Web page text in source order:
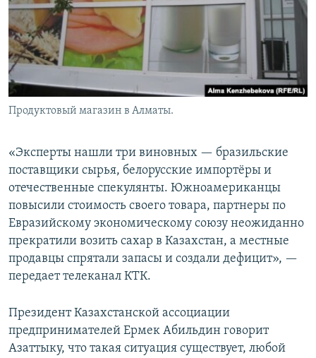
Продуктовый магазин в Алматы.
«Эксперты нашли три виновных — бразильские
поставщики сырья, белорусские импортёры и
отечественные спекулянты. Южноамериканцы
повысили стоимость своего товара, партнеры по
Евразийскому экономическому союзу неожиданно
прекратили возить сахар в Казахстан, а местные
продавцы спрятали запасы и создали дефицит», —
передает телеканал КТК.
Президент Казахстанской ассоциации
предпринимателей Ермек Абильдин говорит
Азаттыку, что такая ситуация существует, любой